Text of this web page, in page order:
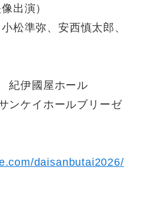
出演）
松準弥、安西慎太郎、
伊國屋ホール
ケイホールブリーゼ
daisanbutai2026/